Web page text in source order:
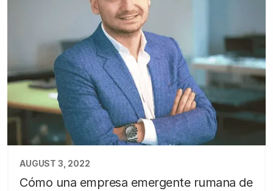
AUGUST 3, 2022
Cómo una empresa emergente rumana de